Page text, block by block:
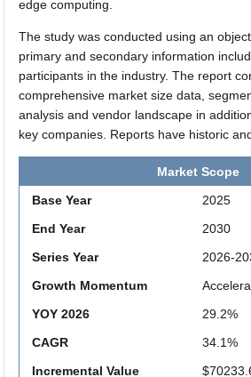
edge computing.
The study was conducted using an
primary and secondary information
participants in the industry. The report
comprehensive market size data,
analysis and vendor landscape in
key companies. Reports have historic
Market Scope
Base Year
2025
End Year
2030
Series Year
2026-
Growth Momentum
YOY 2026
29.2%
CAGR
34.1%
Incremental Value